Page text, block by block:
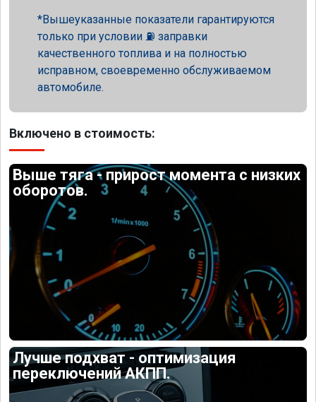
Вышеуказанные показатели гарантируются
только при условии ⛽ заправки
качественного топлива и на полностью
исправном, своевременно обслуживаемом
автомобиле.
Включено в стоимость:
Выше тяга - прирост момента с низких
оборотов.
Лучше подхват - оптимизация
переключений АКПП.